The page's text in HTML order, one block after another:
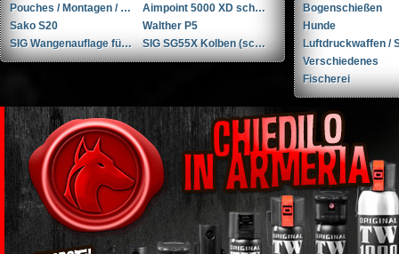
Pouches / Montagen / Holster / Rail-Covers / etc.
Aimpoint 5000 XD schwarz 3MOA
Sako S20
Walther P5
SIG Wangenauflage für SG55X Kolben (schwarz)
SIG SG55X Kolben (schwarz)
Bogenschießen
Hunde
Luftdruckwaffen /
Verschiedenes
Fischerei